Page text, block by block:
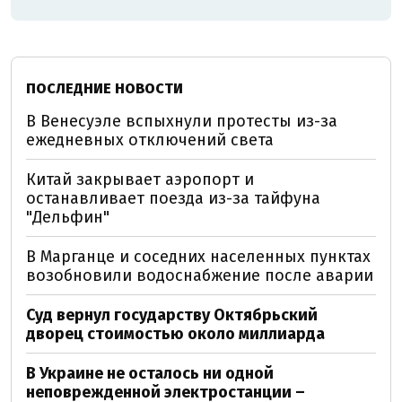
ПОСЛЕДНИЕ НОВОСТИ
В Венесуэле вспыхнули протесты из-за
ежедневных отключений света
Китай закрывает аэропорт и
останавливает поезда из-за тайфуна
"Дельфин"
В Марганце и соседних населенных пунктах
возобновили водоснабжение после аварии
Суд вернул государству Октябрьский
дворец стоимостью около миллиарда
В Украине не осталось ни одной
неповрежденной электростанции –